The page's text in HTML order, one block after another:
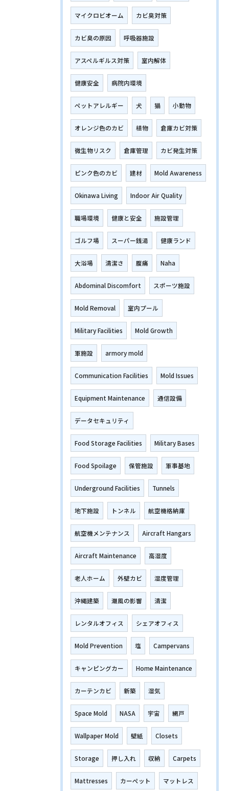
マイクロビオーム カビ臭対策
カビ臭の原因 呼吸器施設
アスペルギルス対策 室内解体
健康安全 病院内環境
ペットアレルギー 犬 猫 小動物
オレンジ色のカビ 植物 倉庫カビ対策
微生物リスク 倉庫管理 カビ発生対策
ピンク色のカビ 建材 Mold Awareness
Okinawa Living Indoor Air Quality
職場環境 健康と安全 施設管理
ゴルフ場 スーパー銭湯 健康ランド
大浴場 清潔さ 腹痛 Naha
Abdominal Discomfort スポーツ施設
Mold Removal 室内プール
Military Facilities Mold Growth
軍施設 armory mold
Communication Facilities Mold Issues
Equipment Maintenance 通信設備
データセキュリティ
Food Storage Facilities Military Bases
Food Spoilage 保管施設 軍事基地
Underground Facilities Tunnels
地下施設 トンネル 航空機格納庫
航空機メンテナンス Aircraft Hangars
Aircraft Maintenance 高湿度
老人ホーム 外壁カビ 湿度管理
沖縄建築 潮風の影響 清潔
レンタルオフィス シェアオフィス
Mold Prevention 塩 Campervans
キャンピングカー Home Maintenance
カーテンカビ 新築 湿気
Space Mold NASA 宇宙 網戸
Wallpaper Mold 壁紙 Closets
Storage 押し入れ 収納 Carpets
Mattresses カーペット マットレス